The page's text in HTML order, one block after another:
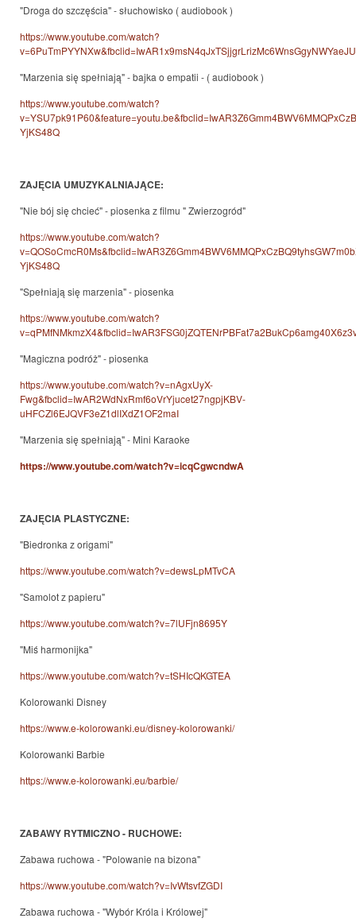
"Droga do szczęścia" - słuchowisko ( audiobook )
https://www.youtube.com/watch?
"Marzenia się spełniają" - bajka o empatii - ( audiobook )
https://www.youtube.com/watch?
YjKS48Q
ZAJĘCIA UMUZYKALNIAJĄCE:
"Nie bój się chcieć" - piosenka z filmu " Zwierzogród"
https://www.youtube.com/watch?
YjKS48Q
"Spełniają się marzenia" - piosenka
https://www.youtube.com/watch?
"Magiczna podróż" - piosenka
https://www.youtube.com/watch?v=nAgxUyX-
Fwg&fbclid=IwAR2WdNxRmf6oVrYjucet27ngpjKBV-
uHFCZl6EJQVF3eZ1dlIXdZ1OF2maI
"Marzenia się spełniają" - Mini Karaoke
https://www.youtube.com/watch?v=icqCgwcndwA
ZAJĘCIA PLASTYCZNE:
"Biedronka z origami"
https://www.youtube.com/watch?v=dewsLpMTvCA
"Samolot z papieru"
https://www.youtube.com/watch?v=7lUFjn8695Y
"Miś harmonijka"
https://www.youtube.com/watch?v=tSHIcQKGTEA
Kolorowanki Disney
https://www.e-kolorowanki.eu/disney-kolorowanki/
Kolorowanki Barbie
https://www.e-kolorowanki.eu/barbie/
ZABAWY RYTMICZNO - RUCHOWE:
Zabawa ruchowa - "Polowanie na bizona"
https://www.youtube.com/watch?v=IvWtsvfZGDI
Zabawa ruchowa - "Wybór Króla i Królowej"